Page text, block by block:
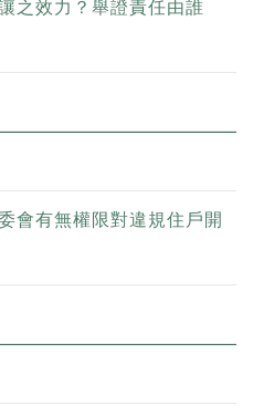
之效力？舉證責任由誰
會有無權限對違規住戶開